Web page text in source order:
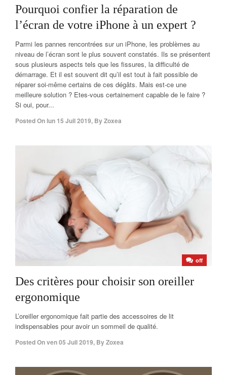
Pourquoi confier la réparation de
l’écran de votre iPhone à un expert ?
Parmi les pannes rencontrées sur un iPhone, les problèmes au
niveau de l’écran sont le plus souvent constatés. Ils se présentent
sous plusieurs aspects tels que les fissures, la difficulté de
démarrage. Et il est souvent dit qu’il est tout à fait possible de
réparer soi-même certains de ces dégâts. Mais est-ce une
meilleure solution ? Etes-vous certainement capable de le faire ?
Si oui, pour...
Posted On lun 15 Juil 2019, ByZoxea
off
Des critères pour choisir son oreiller
ergonomique
L’oreiller ergonomique fait partie des accessoires de lit
indispensables pour avoir un sommeil de qualité.
Posted Onven 05 Juil 2019, ByZoxea